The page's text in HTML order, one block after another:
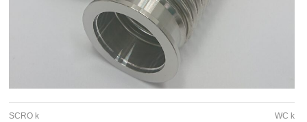
SCRO k WC k